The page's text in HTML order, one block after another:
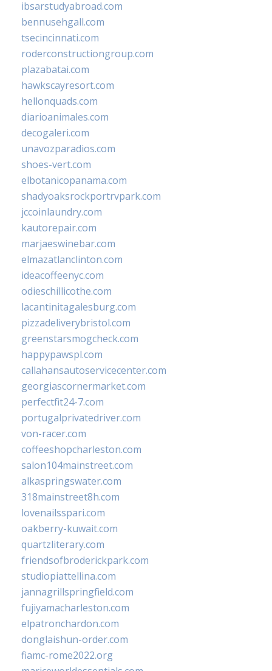
ibsarstudyabroad.com
bennusehgall.com
tsecincinnati.com
roderconstructiongroup.com
plazabatai.com
hawkscayresort.com
hellonquads.com
diarioanimales.com
decogaleri.com
unavozparadios.com
shoes-vert.com
elbotanicopanama.com
shadyoaksrockportrvpark.com
jccoinlaundry.com
kautorepair.com
marjaeswinebar.com
elmazatlanclinton.com
ideacoffeenyc.com
odieschillicothe.com
lacantinitagalesburg.com
pizzadeliverybristol.com
greenstarsmogcheck.com
happypawspl.com
callahansautoservicecenter.com
georgiascornermarket.com
perfectfit24-7.com
portugalprivatedriver.com
von-racer.com
coffeeshopcharleston.com
salon104mainstreet.com
alkaspringswater.com
318mainstreet8h.com
lovenailsspari.com
oakberry-kuwait.com
quartzliterary.com
friendsofbroderickpark.com
studiopiattellina.com
jannagrillspringfield.com
fujiyamacharleston.com
elpatronchardon.com
donglaishun-order.com
fiamc-rome2022.org